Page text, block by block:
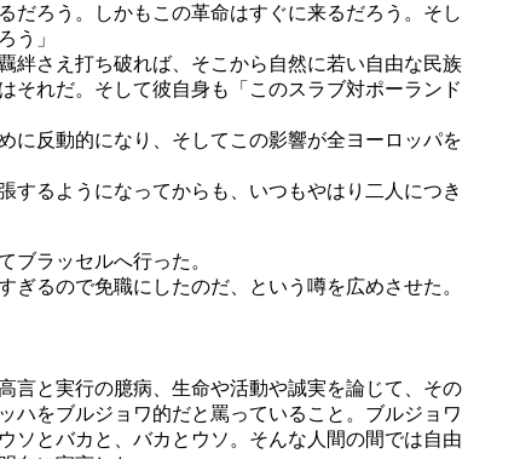
だろう。しかもこの革命はすぐに来るだろう。そし
う」
絆さえ打ち破れば、そこから自然に若い自由な民族
それだ。そして彼自身も「このスラブ対ポーランド
反動的になり、そしてこの影響が全ヨーロッパを
るようになってからも、いつもやはり二人につき
ラッセルへ行った。
るので免職にしたのだ、という噂を広めさせた。
言と実行の臆病、生命や活動や誠実を論じて、その
ハをブルジョワ的だと罵っていること。ブルジョワ
ソとバカと、バカとウソ。そんな人間の間では自由